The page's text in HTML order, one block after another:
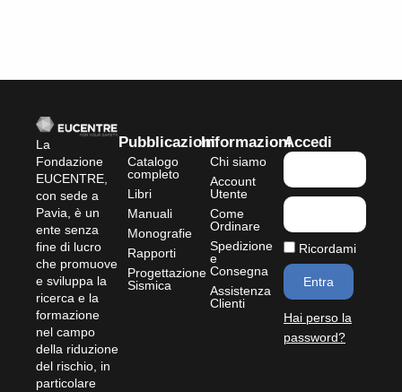
La
Fondazione
EUCENTRE,
con sede a
Pavia, è un
ente senza
fine di lucro
che promuove
e sviluppa la
ricerca e la
formazione
nel campo
della riduzione
del rischio, in
particolare
Pubblicazioni
Catalogo
completo
Libri
Manuali
Monografie
Rapporti
Progettazione
Sismica
Informazioni
Chi siamo
Account
Utente
Come
Ordinare
Spedizione
e
Consegna
Assistenza
Clienti
Accedi
Ricordami
Entra
Hai perso la
password?